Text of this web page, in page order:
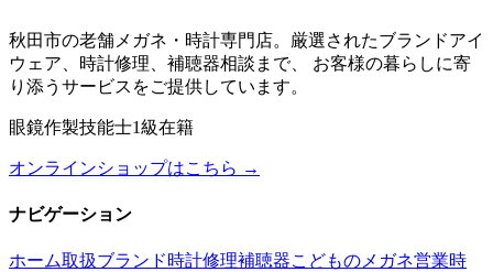
秋田市の老舗メガネ・時計専門店。厳選されたブランドアイ
ウェア、時計修理、補聴器相談まで、 お客様の暮らしに寄
り添うサービスをご提供しています。
眼鏡作製技能士1級在籍
オンラインショップはこちら →
ナビゲーション
ホーム取扱ブランド時計修理補聴器こどものメガネ営業時